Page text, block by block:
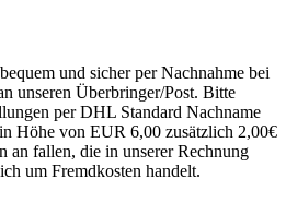
und sicher per Nachnahme bei
unseren Überbringer/Post. Bitte
per DHL Standard Nachname
Höhe von EUR 6,00 zusätzlich 2,00€
an fallen, die in unserer Rechnung
um Fremdkosten handelt.